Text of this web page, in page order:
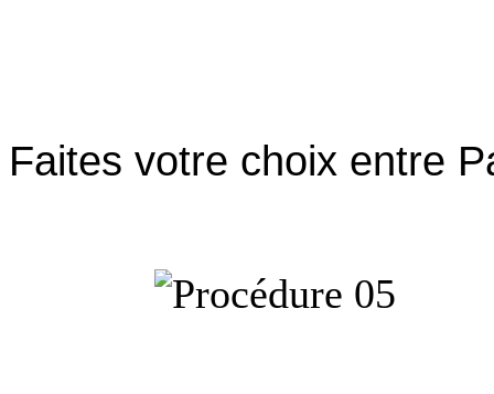
Faites votre choix entre